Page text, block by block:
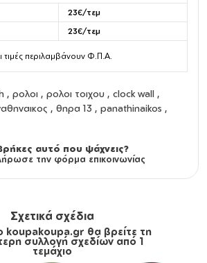
23€/τεμ
23€/τεμ
τιμές περιλαμβάνουν Φ.Π.Α.
, ρολοι , ρολοι τοιχου , clock wall ,
, θηρα 13 , panathinaikos ,
αυτό που ψάχνεις?
την φόρμα επικοινωνίας
Σχετικά σχέδια
koupakoupa.gr θα βρείτε τη
συλλογή σχεδίων από 1
τεμάχιο